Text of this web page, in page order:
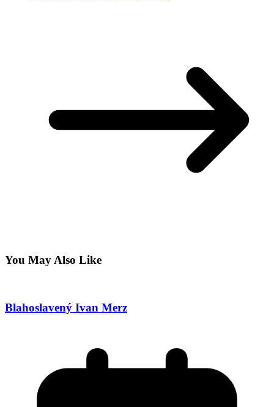
You May Also Like
Blahoslavený Ivan Merz